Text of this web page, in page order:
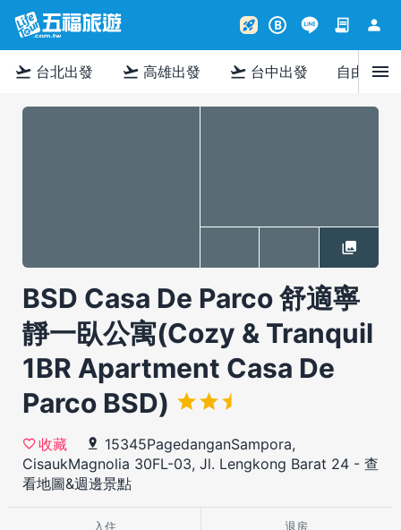
rocket_launch B contract person
flight_takeoff 台北出發 flight_takeoff 高雄出發 flight_takeoff 台中出發 自由行menu
BSD Casa De Parco 舒適寧
靜一臥公寓(Cozy & Tranquil
1BR Apartment Casa De
Parco BSD)
收藏
15345PagedanganSampora,
CisaukMagnolia 30FL-03, Jl. Lengkong Barat 24 - 查
看地圖&週邊景點
入住 退房